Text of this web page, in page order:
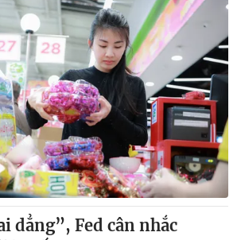
dẳng”, Fed cân nhắc